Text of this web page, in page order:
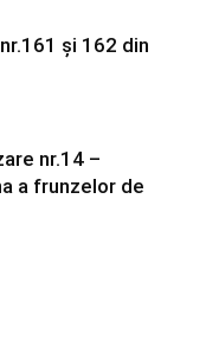
și 162 din
nr.14 –
a frunzelor de